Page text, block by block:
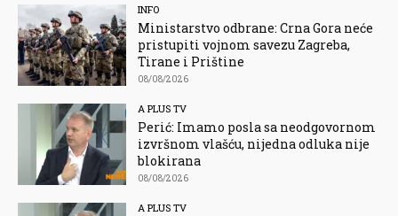
INFO
Ministarstvo odbrane: Crna Gora neće
pristupiti vojnom savezu Zagreba,
Tirane i Prištine
08/08/2026
A PLUS TV
Perić: Imamo posla sa neodgovornom
izvršnom vlašću, nijedna odluka nije
blokirana
08/08/2026
A PLUS TV